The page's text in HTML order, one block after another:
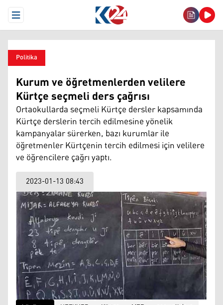
Open Menu
Politika
Kurum ve öğretmenlerden velilere
Kürtçe seçmeli ders çağrısı
Ortaokullarda seçmeli Kürtçe dersler kapsamında
Kürtçe derslerin tercih edilmesine yönelik
kampanyalar sürerken, bazı kurumlar ile
öğretmenler Kürtçenin tercih edilmesi için velilere
ve öğrencilere çağrı yaptı.
2023-01-13 08:43